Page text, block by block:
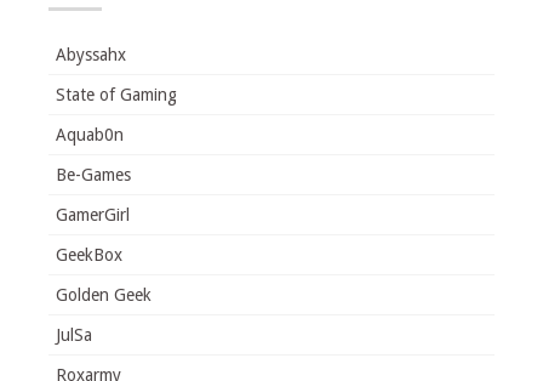
Abyssahx
State of Gaming
Aquab0n
Be-Games
GamerGirl
GeekBox
Golden Geek
JulSa
Roxarmy